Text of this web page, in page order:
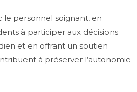
le personnel soignant, en
à participer aux décisions
et en offrant un soutien
à préserver l’autonomie